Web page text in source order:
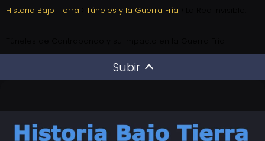
Historia Bajo Tierra Túneles y la Guerra Fría
Subir